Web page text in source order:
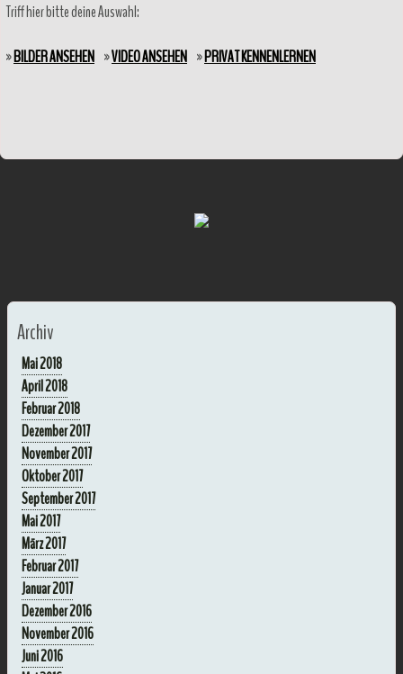
Triff hier bitte deine Auswahl:
»BILDER ANSEHEN »VIDEO ANSEHEN »PRIVAT KENNENLERNEN
Archiv
Mai 2018
April 2018
Februar 2018
Dezember 2017
November 2017
Oktober 2017
September 2017
Mai 2017
März 2017
Februar 2017
Januar 2017
Dezember 2016
November 2016
Juni 2016